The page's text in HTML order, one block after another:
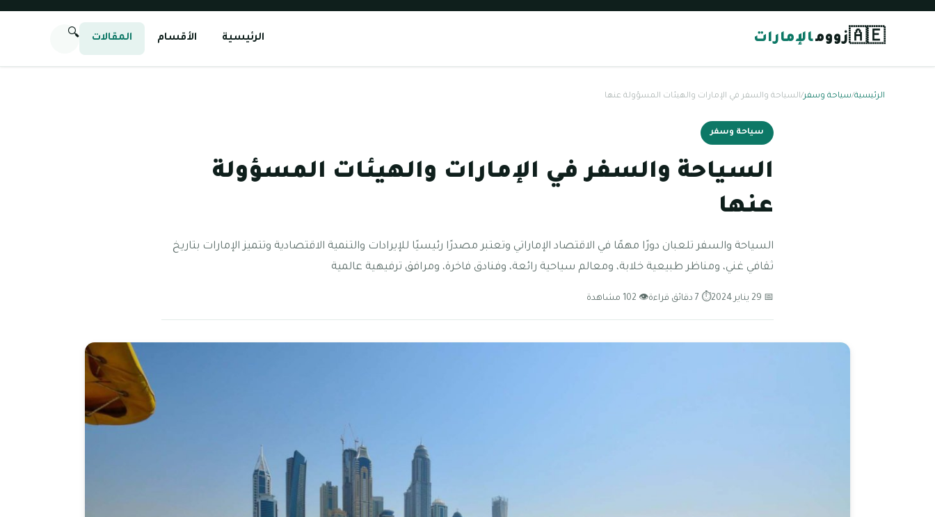
🇦🇪زوومالإمارات الرئيسية الأقسام المقالات 🔍
الرئيسية/سياحة وسفر/السياحة والسفر في الإمارات والهيئات المسؤولة عنها
سياحة وسفر
السياحة والسفر في الإمارات والهيئات المسؤولة
عنها
السياحة والسفر تلعبان دورًا مهمًا في الاقتصاد الإماراتي وتعتبر مصدرًا رئيسيًا للإيرادات والتنمية الاقتصادية وتتميز الإمارات بتاريخ
ثقافي غني، ومناظر طبيعية خلابة، ومعالم سياحية رائعة، وفنادق فاخرة، ومرافق ترفيهية عالمية
📅 29 يناير 2024 ⏱ 7 دقائق قراءة 👁 102 مشاهدة